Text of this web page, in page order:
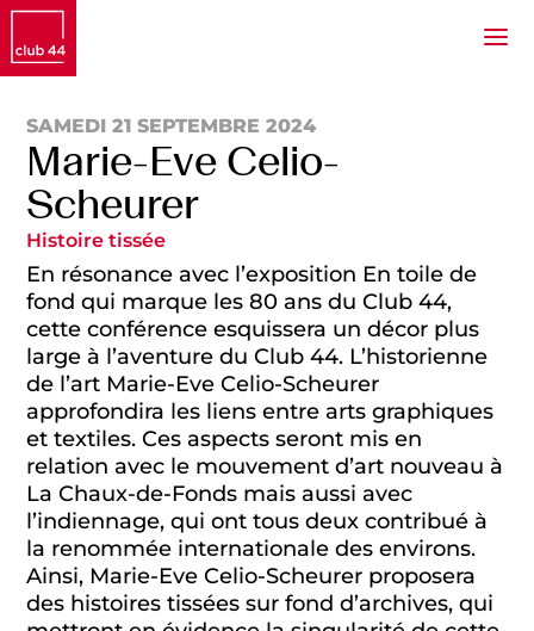
SAMEDI 21 SEPTEMBRE 2024
Marie-Eve Celio-
Scheurer
Histoire tissée
En résonance avec l’exposition En toile de
fond qui marque les 80 ans du Club 44,
cette conférence esquissera un décor plus
large à l’aventure du Club 44. L’historienne
de l’art Marie-Eve Celio-Scheurer
approfondira les liens entre arts graphiques
et textiles. Ces aspects seront mis en
relation avec le mouvement d’art nouveau à
La Chaux-de-Fonds mais aussi avec
l’indiennage, qui ont tous deux contribué à
la renommée internationale des environs.
Ainsi, Marie-Eve Celio-Scheurer proposera
des histoires tissées sur fond d’archives, qui